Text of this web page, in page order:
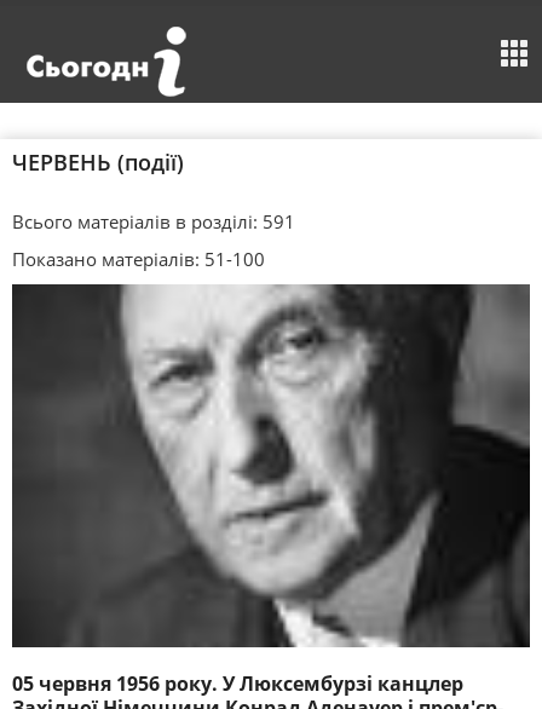
ЧЕРВЕНЬ (події)
Всього матеріалів в розділі: 591
Показано матеріалів: 51-100
05 червня 1956 року. У Люксембурзі канцлер